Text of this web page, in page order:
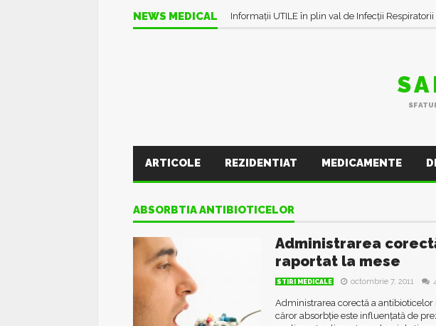
NEWS MEDICAL Informații UTILE în plin val de Infecții Respiratorii
ARTICOLE REZIDENTIAT MEDICAMENTE
ABSORBTIA ANTIBIOTICELOR
Administrarea
raportat la mese
STIRI MEDICALE octombrie 7, 2011
Administrarea corectă a
căror absorbție este influențată de